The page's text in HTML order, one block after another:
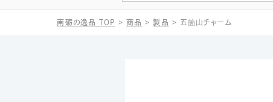
南砺の逸品 TOP > 商品 >製品 > 五箇山チャーム